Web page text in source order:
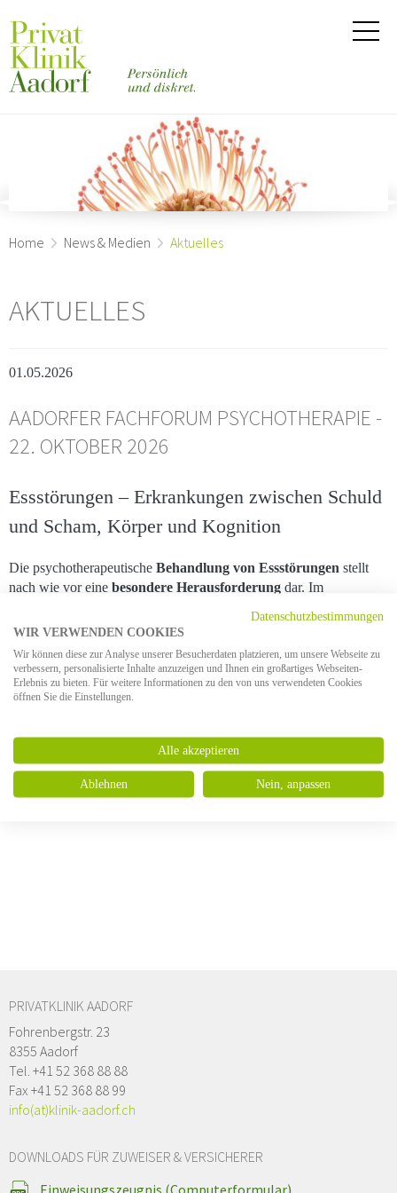
Home News & Medien Aktuelles
AKTUELLES
01.05.2026
AADORFER FACHFORUM PSYCHOTHERAPIE -
22. OKTOBER 2026
Essstörungen – Erkrankungen zwischen Schuld
und Scham, Körper und Kognition
Die psychotherapeutische Behandlung von Essstörungen stellt
nach wie vor eine besondere Herausforderung dar. Im
Aadorf widmen wir uns ausgewählten Aspekten dieser
einerseits Schuld und Scham, andererseits dieEinstellungen zum
Körper. Schuld und Scham werden zudem auch in
zweiWorkshops zu Orthorexie und Adipositas
Weitere Informationen und Anmeldung
PRIVATKLINIK AADORF
Fohrenbergstr. 23
8355 Aadorf
Tel. +41 52 368 88 88
Fax +41 52 368 88 99
info(at)klinik-aadorf.ch
DOWNLOADS FÜR ZUWEISER & VERSICHERER
Einweisungszeugnis (Computerformular)
Datenschutzbestimmungen
WIR VERWENDEN COOKIES
Wir können diese zur Analyse unserer Besucherdaten platzieren, um unsere Webseite zu
verbessern, personalisierte Inhalte anzuzeigen und Ihnen ein großartiges Webseiten-
Erlebnis zu bieten. Für weitere Informationen zu den von uns verwendeten Cookies
öffnen Sie die Einstellungen.
Alle akzeptieren
Ablehnen Nein, anpassen